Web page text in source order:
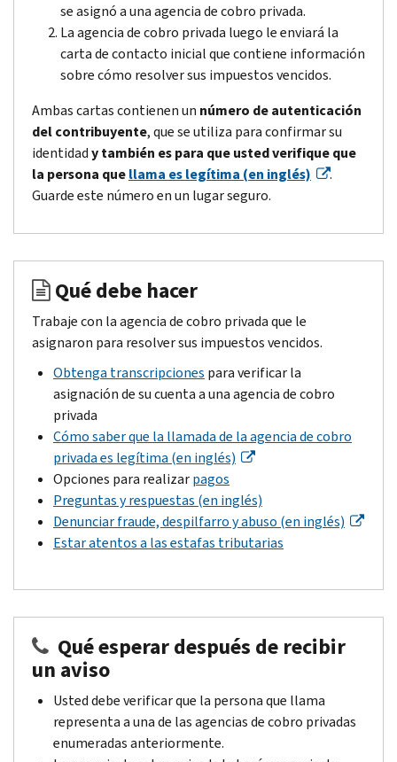
se asignó a una agencia de cobro privada.
La agencia de cobro privada luego le enviará la
carta de contacto inicial que contiene información
sobre cómo resolver sus impuestos vencidos.
Ambas cartas contienen un número de autenticación
del contribuyente, que se utiliza para confirmar su
identidady también es para que usted verifique que
la persona quellama es legítima (en inglés)
.
Guarde este número en un lugar seguro.
Qué debe hacer
Trabaje con la agencia de cobro privada que le
asignaron para resolver sus impuestos vencidos.
Obtenga transcripciones para verificar la
asignación de su cuenta a una agencia de cobro
privada
Cómo saber que la llamada de la agencia de cobro
privada es legítima (en inglés)
Opciones para realizarpagos
Preguntas y respuestas (en inglés)
Denunciar fraude, despilfarro y abuso (en inglés)
Estar atentos a las estafas tributarias
Qué esperar después de recibir
un aviso
Usted debe verificar que la persona que llama
representa a una de las agencias de cobro privadas
enumeradas anteriormente.